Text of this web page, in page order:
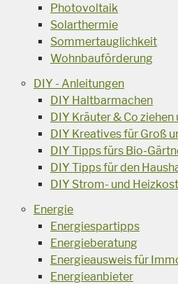
Photovoltaik
Solarthermie
Sommertauglichkeit
Wohnbauförderung
DIY - Anleitungen
DIY Haltbarmachen
DIY Kräuter & Co ziehen
DIY Kreatives für Groß
DIY Tipps fürs Bio-
DIY Tipps für den
DIY Strom- und
Energie
Energiespartipps
Energieberatung
Energieausweis für
Energieanbieter